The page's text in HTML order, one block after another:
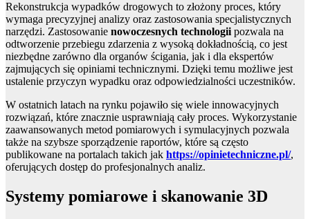
Rekonstrukcja wypadków drogowych to złożony proces, który
wymaga precyzyjnej analizy oraz zastosowania specjalistycznych
narzędzi. Zastosowanie nowoczesnych technologii pozwala na
odtworzenie przebiegu zdarzenia z wysoką dokładnością, co jest
niezbędne zarówno dla organów ścigania, jak i dla ekspertów
zajmujących się opiniami technicznymi. Dzięki temu możliwe jest
ustalenie przyczyn wypadku oraz odpowiedzialności uczestników.
W ostatnich latach na rynku pojawiło się wiele innowacyjnych
rozwiązań, które znacznie usprawniają cały proces. Wykorzystanie
zaawansowanych metod pomiarowych i symulacyjnych pozwala
także na szybsze sporządzenie raportów, które są często
publikowane na portalach takich jak https://opinietechniczne.pl/,
oferujących dostęp do profesjonalnych analiz.
Systemy pomiarowe i skanowanie 3D